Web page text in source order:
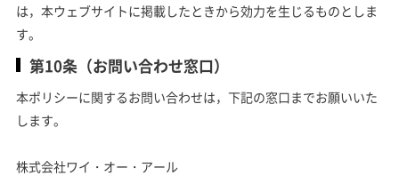
は，本ウェブサイトに掲載したときから効力を生じるものとしま
す。
第10条（お問い合わせ窓口）
本ポリシーに関するお問い合わせは，下記の窓口までお願いいた
します。
株式会社ワイ・オー・アール